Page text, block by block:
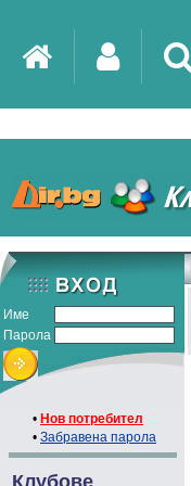
Име
Парола
• Нов потребител
• Забравена парола
Клубове